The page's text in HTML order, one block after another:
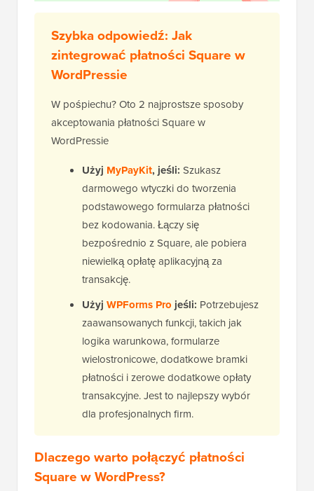
Szybka odpowiedź: Jak
zintegrować płatności Square w
WordPressie
W pośpiechu? Oto 2 najprostsze sposoby
akceptowania płatności Square w
WordPressie
Użyj MyPayKit, jeśli: Szukasz
darmowego wtyczki do tworzenia
podstawowego formularza płatności
bez kodowania. Łączy się
bezpośrednio z Square, ale pobiera
niewielką opłatę aplikacyjną za
transakcję.
Użyj WPForms Pro jeśli: Potrzebujesz
zaawansowanych funkcji, takich jak
logika warunkowa, formularze
wielostronicowe, dodatkowe bramki
płatności i zerowe dodatkowe opłaty
transakcyjne. Jest to najlepszy wybór
dla profesjonalnych firm.
Dlaczego warto połączyć płatności
Square w WordPress?